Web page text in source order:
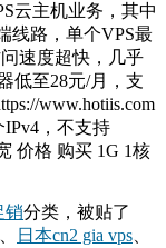
云主机业务，其中
线路，单个VPS最
速度超快，几乎
低至28元/月，支
www.hotiis.com
，不支持
价格 购买 1G 1核
销分类，被贴了
日本cn2 gia vps